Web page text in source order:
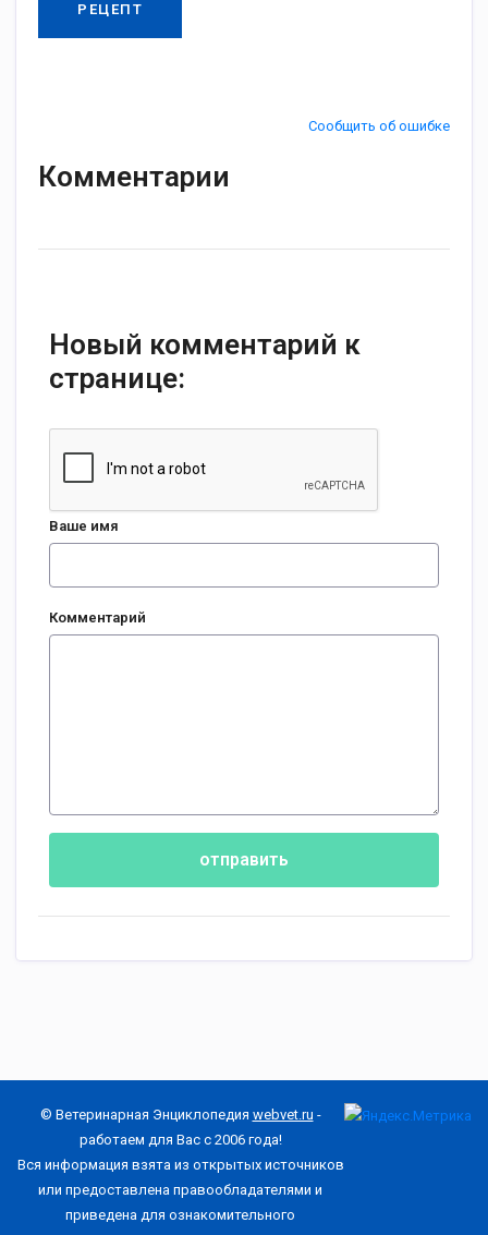
РЕЦЕПТ
Сообщить об ошибке
Комментарии
Новый комментарий к
странице:
Ваше имя
Комментарий
отправить
© Ветеринарная Энциклопедия webvet.ru -
работаем для Вас с 2006 года!
Вся информация взята из открытых источников
или предоставлена правообладателями и
приведена для ознакомительного